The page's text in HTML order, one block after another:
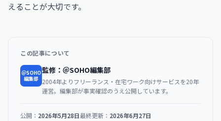
えることが大切です。
この記事について
＠SOHO
編集部
監修：＠SOHO編集部
2004年よりフリーランス・在宅ワーク向けサービスを20年
運営。編集部が事実確認のうえ公開しています。
公開： 2026年5月28日最終更新： 2026年6月27日